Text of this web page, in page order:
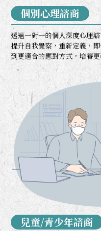
個別心理諮商
透過一對一的個人深度心理
提升自我覺察，重新定義，
到更適合的應對方式，培養
兒童/青少年諮商